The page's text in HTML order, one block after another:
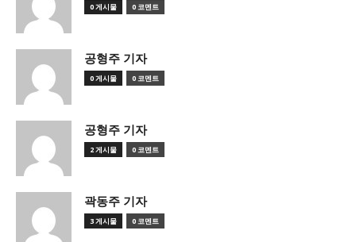
0 게시물 0 코멘트
공형주 기자
0 게시물 0 코멘트
공형주 기자
2 게시물 0 코멘트
곽동주 기자
3 게시물 0 코멘트